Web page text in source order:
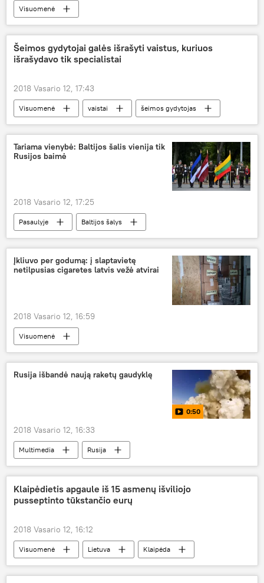
Visuomenė
Kontrabanda, dokumentų klastojimas ir kiti įvykiai Lietuvos pasienyje
Lietuva
kontrabanda
Šeimos gydytojai galės išrašyti vaistus, kuriuos
išrašydavo tik specialistai
2018 Vasario 12, 17:43
Visuomenė vaistai
šeimos gydytojas
Medicina ir sveikata
Tariama vienybė: Baltijos šalis vienija tik
Rusijos baimė
2018 Vasario 12, 17:25
Pasaulyje
Baltijos šalys
"Rusijos grėsmė"
Įkliuvo per godumą: į slaptavietę
netilpusias cigaretes latvis vežė atvirai
2018 Vasario 12, 16:59
Visuomenė
Kontrabanda, dokumentų klastojimas ir kiti įvykiai Lietuvos pasienyje
Lietuva
Lietuvos muitinė
Rusija išbandė naują raketų gaudyklę
0:50
2018 Vasario 12, 16:33
Multimedia
Rusija
priešraketinės gynybos sitemos
Klaipėdietis apgaule iš 15 asmenų išviliojo
pusseptinto tūkstančio eurų
2018 Vasario 12, 16:12
Visuomenė Lietuva
Klaipėda
sukčius
interneto svetainė